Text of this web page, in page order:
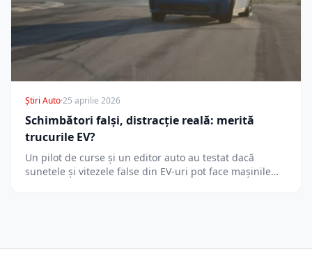
Știri Auto·25 aprilie 2026
Schimbători falși, distracție reală: merită
trucurile EV?
Un pilot de curse și un editor auto au testat dacă
sunetele și vitezele false din EV-uri pot face mașinile…